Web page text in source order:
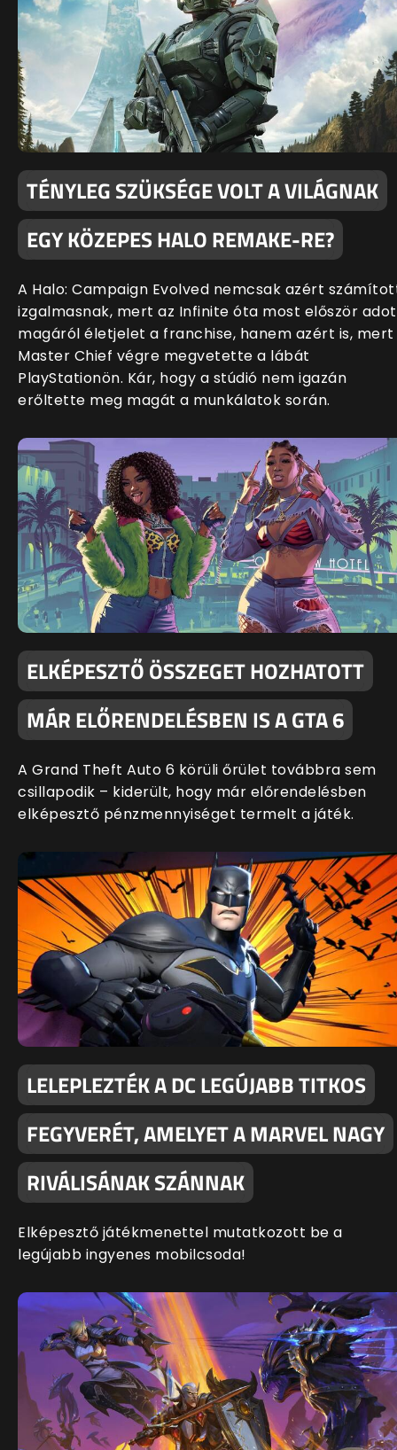
TÉNYLEG SZÜKSÉGE VOLT A VILÁGNAK
EGY KÖZEPES HALO REMAKE-RE?
A Halo: Campaign Evolved nemcsak azért
izgalmasnak, mert az Infinite óta most először
magáról életjelet a franchise, hanem azért is, mert
Master Chief végre megvetette a lábát
PlayStationön. Kár, hogy a stúdió nem igazán
erőltette meg magát a munkálatok során.
ELKÉPESZTŐ ÖSSZEGET HOZHATOTT
MÁR ELŐRENDELÉSBEN IS A GTA 6
A Grand Theft Auto 6 körüli őrület továbbra sem
csillapodik – kiderült, hogy már előrendelésben
elképesztő pénzmennyiséget termelt a játék.
LELEPLEZTÉK A DC LEGÚJABB TITKOS
FEGYVERÉT, AMELYET A MARVEL NAGY
RIVÁLISÁNAK SZÁNNAK
Elképesztő játékmenettel mutatkozott be a
legújabb ingyenes mobilcsoda!